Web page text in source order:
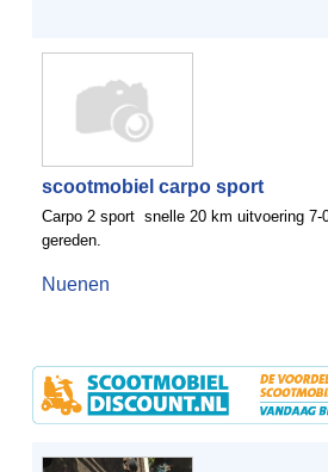
scootmobiel carpo sport
Carpo 2 sport snelle 20 km uitvoering 7-
gereden.
Nuenen